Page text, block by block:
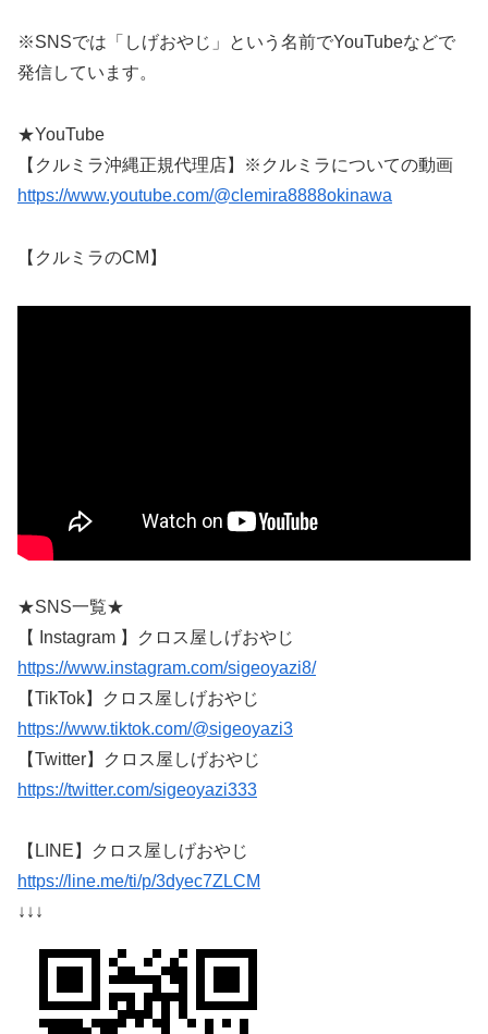
※SNSでは「しげおやじ」という名前でYouTubeなどで
発信しています。
★YouTube
【クルミラ沖縄正規代理店】※クルミラについての動画
https://www.youtube.com/@clemira8888okinawa
【クルミラのCM】
★SNS一覧★
【 Instagram 】クロス屋しげおやじ
https://www.instagram.com/sigeoyazi8/
【TikTok】クロス屋しげおやじ
https://www.tiktok.com/@sigeoyazi3
【Twitter】クロス屋しげおやじ
https://twitter.com/sigeoyazi333
【LINE】クロス屋しげおやじ
https://line.me/ti/p/3dyec7ZLCM
↓↓↓